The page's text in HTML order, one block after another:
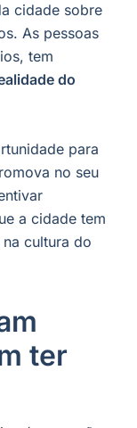
cidade sobre
As pessoas
tem
do
para
no seu
a cidade tem
cultura do
ter